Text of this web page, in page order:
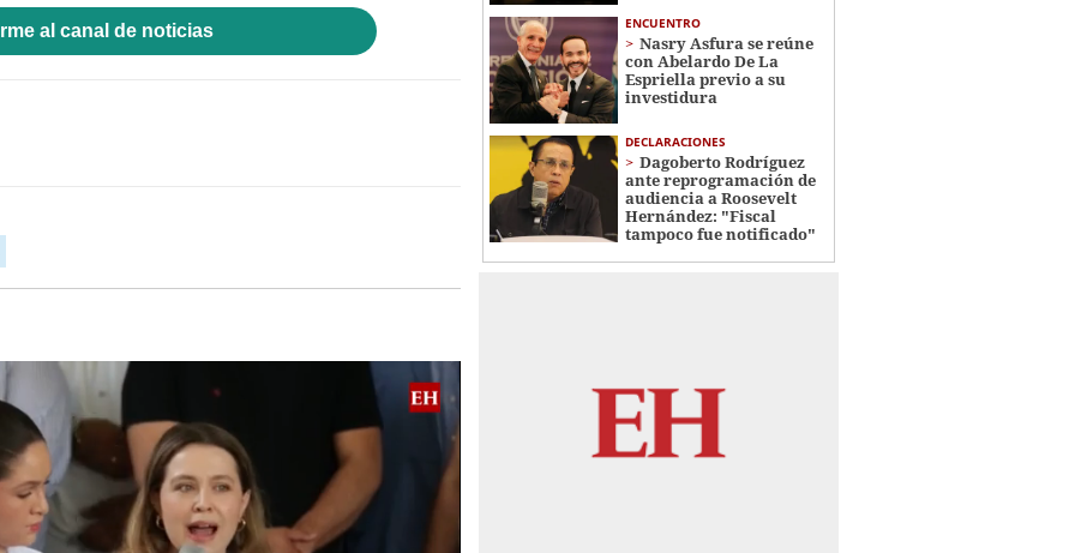
al canal de noticias ENCUENTRO
Nasry Asfura se reúne
con Abelardo De La
Espriella previo a su
investidura
DECLARACIONES
Dagoberto Rodríguez
ante reprogramación de
audiencia a Roosevelt
Hernández: "Fiscal
tampoco fue notificado"